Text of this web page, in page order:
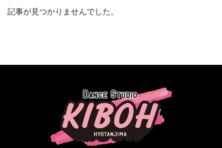
記事が見つかりませんでした。